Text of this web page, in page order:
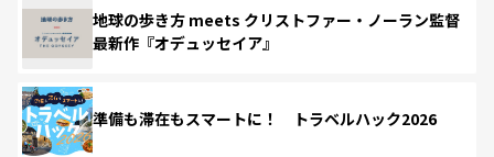
地球の歩き方 meets クリストファー・ノーラン監督
最新作『オデュッセイア』
準備も滞在もスマートに！ トラベルハック2026